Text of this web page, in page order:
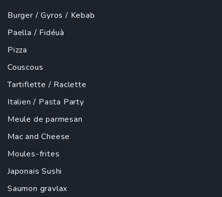
Burger /Gyros / Kebab
Paella / Fidéuà
Pizza
Couscous
Tartiflette / Raclette
Italien / Pasta Party
Meule de parmesan
Mac and Cheese
Moules-frites
JaponaisSushi
Saumon gravlax